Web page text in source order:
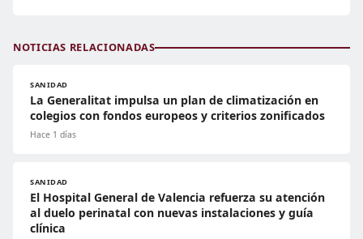
NOTICIAS RELACIONADAS
SANIDAD
La Generalitat impulsa un plan de climatización en
colegios con fondos europeos y criterios zonificados
Hace 1 días
SANIDAD
El Hospital General de Valencia refuerza su atención
al duelo perinatal con nuevas instalaciones y guía
clínica